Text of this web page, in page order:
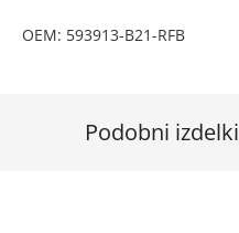
OEM: 593913-B21-RFB
Podobni